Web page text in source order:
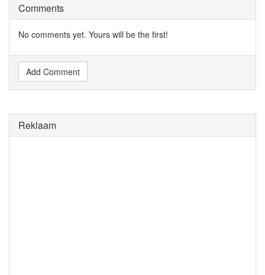
Comments
No comments yet. Yours will be the first!
Add Comment
Reklaam